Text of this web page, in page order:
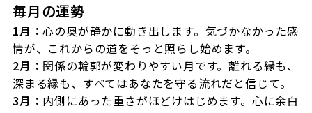
毎月の運勢
1月：心の奥が静かに動き出します。気づかなかった感
情が、これからの道をそっと照らし始めます。
2月： 関係の輪郭が変わりやすい月です。離れる縁も、
深まる縁も、すべてはあなたを守る流れだと信じて。
3月： 内側にあった重さがほどけはじめます。心に余白